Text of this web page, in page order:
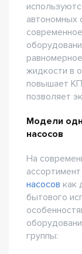
автономных
жидкости в
повышает
позволяет
Модели
насосов
На
насосов как
бытового
группы: